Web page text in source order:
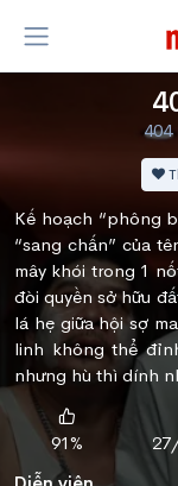
Kế hoạch “phông
“sang chấn” của
mây khói trong 1
đòi quyền sở hữu
lá hẹ giữa hội sợ
linh không thể
nhưng hù thì dính
91%